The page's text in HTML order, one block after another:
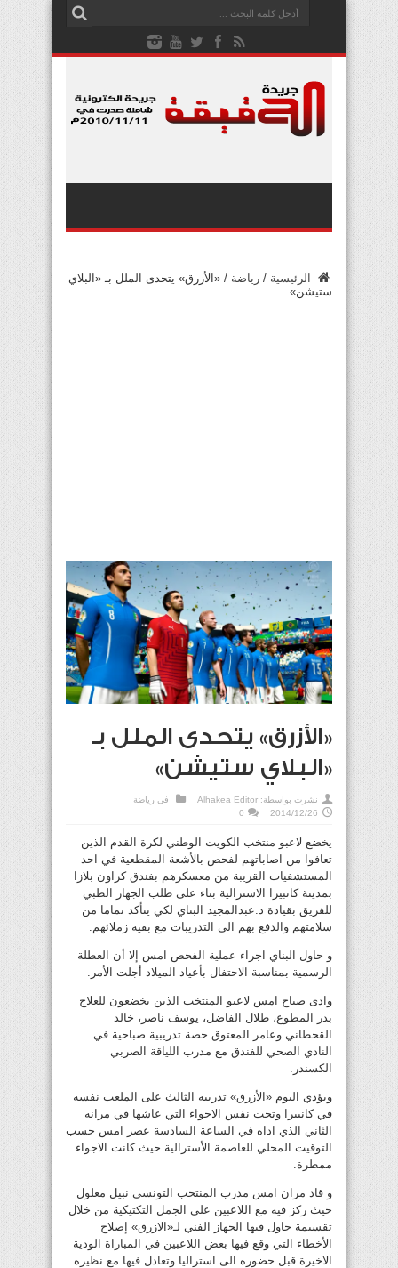
الرئيسية / رياضة / «الأزرق» يتحدى الملل بـ «البلاي
ستيشن»
«الأزرق» يتحدى الملل بـ
«البلاي ستيشن»
نشرت بواسطة: Alhakea Editor في رياضة
2014/12/26
0
يخضع لاعبو منتخب الكويت الوطني لكرة القدم الذين
تعافوا من اصاباتهم لفحص بالأشعة المقطعية في احد
المستشفيات القريبة من معسكرهم بفندق كراون بلازا
بمدينة كانبيرا الاسترالية بناء على طلب الجهاز الطبي
للفريق بقيادة د.عبدالمجيد البناي لكي يتأكد تماما من
سلامتهم والدفع بهم الى التدريبات مع بقية زملائهم.
و حاول البناي اجراء عملية الفحص امس إلا أن العطلة
الرسمية بمناسبة الاحتفال بأعياد الميلاد أجلت الأمر.
وادى صباح امس لاعبو المنتخب الذين يخضعون للعلاج
بدر المطوع، طلال الفاضل، يوسف ناصر، خالد
القحطاني وعامر المعتوق حصة تدريبية صباحية في
النادي الصحي للفندق مع مدرب اللياقة الصربي
الكسندر.
ويؤدي اليوم «الأزرق» تدريبه الثالث على الملعب نفسه
في كانبيرا وتحت نفس الاجواء التي عاشها في مرانه
الثاني الذي اداه في الساعة السادسة عصر امس حسب
التوقيت المحلي للعاصمة الأسترالية حيث كانت الاجواء
ممطرة.
و قاد مران امس مدرب المنتخب التونسي نبيل معلول
حيث ركز فيه مع اللاعبين على الجمل التكتيكية من خلال
تقسيمة حاول فيها الجهاز الفني لـ«الازرق» إصلاح
الأخطاء التي وقع فيها بعض اللاعبين في المباراة الودية
الاخيرة قبل حضوره الى استراليا وتعادل فيها مع نظيره